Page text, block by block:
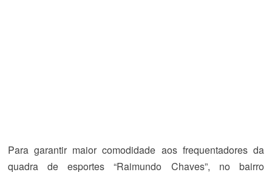
Para garantir maior comodidade aos frequentadores da
quadra de esportes “Raimundo Chaves”, no bairro